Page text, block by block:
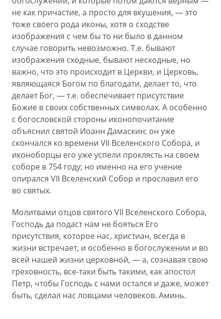
не как причастие, а просто для вкушения, — это
тоже своего рода иконы, хотя о сходстве
изображения с чем бы то ни было в данном
случае говорить невозможно. Т.е. бывают
изображения сходные, бывают несходные, но
важно, что это происходит в Церкви, и Церковь,
являющаяся Богом по благодати, делает то, что
делает Бог, — т.е. обеспечивает присутствие
Божие в своих собственных символах. А особенно
с богословской стороны иконопочитание
объяснил святой Иоанн Дамаскин; он уже
скончался ко времени VII Вселенского Собора, и
иконоборцы его уже успели проклясть на своем
соборе в 754 году; но именно на его учение
опирался VII Вселенский Собор и прославил его
во святых.
Молитвами отцов святого VII Вселенского Собора,
Господь да подаст нам не бояться Его
присутствия, которое нас, христиан, всегда в
жизни встречает, и особенно в богослужении и во
всей нашей жизни церковной, — а, сознавая свою
греховность, все-таки быть такими, как апостол
Петр, чтобы Господь с нами остался и даже, может
быть, сделал нас ловцами человеков. Аминь.